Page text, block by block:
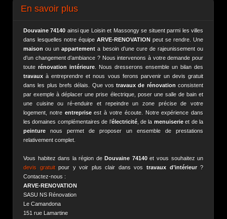
En savoir plus
Douvaine 74140 ainsi que Loisin et Massongy se situent parmi les villes
dans lesquelles notre équipeARVE-RENOVATION peut se rendre. Une
maison ou unappartement a besoin d’une cure de rajeunissement ou
d’un changement d’ambiance ? Nous intervenons à votre demande pour
touterénovation intérieure . Nous dresserons ensemble un bilan des
travaux à entreprendre et nous vous ferons parvenir un devis gratuit
dans les plus brefs délais. Que vostravaux de rénovation consistent
par exemple à déplacer une prise électrique, poser une salle de bain et
une cuisine ou ré-enduire et repeindre un zone précise de votre
logement, notre entrepriseest à votre écoute. Notre expérience dans
les domaines complémentaires de l’électricité, de la menuiserieet de la
peinture nous permet de proposer un ensemble de prestations
relativement complet.
Vous habitez dans la région deDouvaine 74140et vous souhaitez un
devis gratuitpour y voir plus clair dans vos travaux d’intérieur?
Contactez-nous :
ARVE-RENOVATION
SASU NS Rénovation
Le Camandona
151 rue Lamartine